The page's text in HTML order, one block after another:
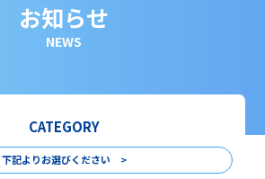
お知らせ
NEWS
CATEGORY
下記よりお選びください >